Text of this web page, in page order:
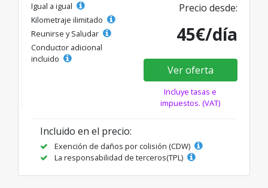
Igual a igual
Kilometraje ilimitado
Reunirse y Saludar
Conductor adicional
incluido
Precio desde:
45€/día
Ver oferta
Incluye tasas e
impuestos. (VAT)
Incluido en el precio:
Exención de daños por colisión (CDW)
La responsabilidad de terceros(TPL)